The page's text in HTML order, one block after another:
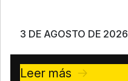
3 DE AGOSTO DE 2026
Leer más